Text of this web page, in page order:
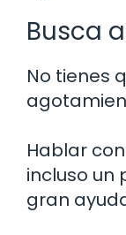
Busca
No tienes
Hablar
incluso un
gran